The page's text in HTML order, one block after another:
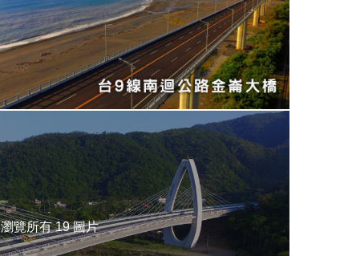
瀏覽所有 19 圖片